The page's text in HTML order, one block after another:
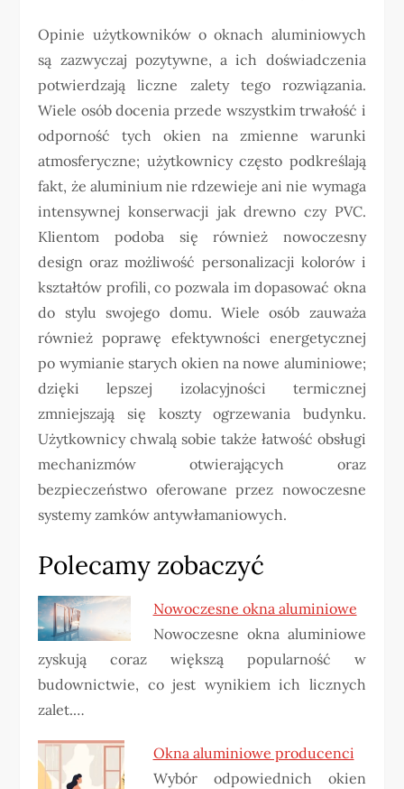
Opinie użytkowników o oknach aluminiowych
są zazwyczaj pozytywne, a ich doświadczenia
potwierdzają liczne zalety tego rozwiązania.
Wiele osób docenia przede wszystkim trwałość i
odporność tych okien na zmienne warunki
atmosferyczne; użytkownicy często podkreślają
fakt, że aluminium nie rdzewieje ani nie wymaga
intensywnej konserwacji jak drewno czy PVC.
Klientom podoba się również nowoczesny
design oraz możliwość personalizacji kolorów i
kształtów profili, co pozwala im dopasować okna
do stylu swojego domu. Wiele osób zauważa
również poprawę efektywności energetycznej
po wymianie starych okien na nowe aluminiowe;
dzięki lepszej izolacyjności termicznej
zmniejszają się koszty ogrzewania budynku.
Użytkownicy chwalą sobie także łatwość obsługi
mechanizmów otwierających oraz
bezpieczeństwo oferowane przez nowoczesne
systemy zamków antywłamaniowych.
Polecamy zobaczyć
Nowoczesne okna aluminiowe
Nowoczesne okna aluminiowe
zyskują coraz większą popularność w
budownictwie, co jest wynikiem ich licznych
zalet.…
Okna aluminiowe producenci
Wybór odpowiednich okien